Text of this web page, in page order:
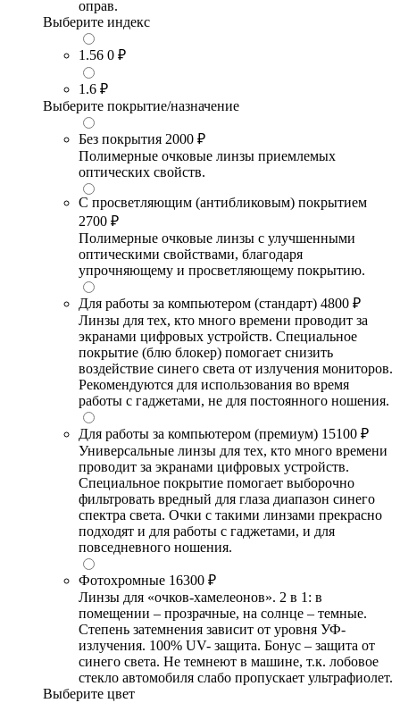
оправ.
Выберите индекс
1.56 0 ₽
1.6 ₽
Выберите покрытие/назначение
Без покрытия 2000 ₽
Полимерные очковые линзы приемлемых
оптических свойств.
С просветляющим (антибликовым) покрытием
2700 ₽
Полимерные очковые линзы с улучшенными
оптическими свойствами, благодаря
упрочняющему и просветляющему покрытию.
Для работы за компьютером (стандарт) 4800 ₽
Линзы для тех, кто много времени проводит за
экранами цифровых устройств. Специальное
покрытие (блю блокер) помогает снизить
воздействие синего света от излучения мониторов.
Рекомендуются для использования во время
работы с гаджетами, не для постоянного ношения.
Для работы за компьютером (премиум) 15100 ₽
Универсальные линзы для тех, кто много времени
проводит за экранами цифровых устройств.
Специальное покрытие помогает выборочно
фильтровать вредный для глаза диапазон синего
спектра света. Очки с такими линзами прекрасно
подходят и для работы с гаджетами, и для
повседневного ношения.
Фотохромные 16300 ₽
Линзы для «очков-хамелеонов». 2 в 1: в
помещении – прозрачные, на солнце – темные.
Степень затемнения зависит от уровня УФ-
излучения. 100% UV- защита. Бонус – защита от
синего света. Не темнеют в машине, т.к. лобовое
стекло автомобиля слабо пропускает ультрафиолет.
Выберите цвет